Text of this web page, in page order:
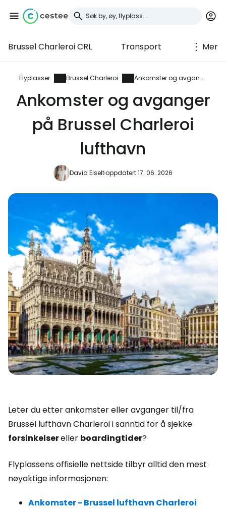
Brussel Charleroi CRL Transport Mer
Flyplasser Brussel Charleroi Ankomster og avganger
Ankomster og avganger
på Brussel Charleroi
lufthavn
David Eiseltoppdatert 17. 06. 2026
Leter du etter ankomster eller avganger til/fra
Brussel lufthavn Charleroi i sanntid for å sjekke
forsinkelsereller boardingtider?
Flyplassens offisielle nettside tilbyr alltid den mest
nøyaktige informasjonen:
Ankomster - Brussel lufthavn Charleroi
Logg inn på Cestee
... det verdensomspennende
Fortsett med Google